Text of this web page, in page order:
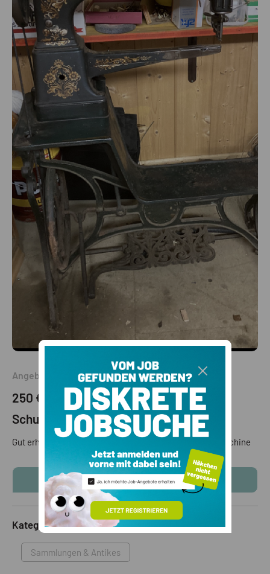
Angebot
250 €
Schuster Nähmaschine
Gut erhaltene, funktionierende antike Schuster-Nähmaschine
KONTAKTINFOS ANZEIGEN
Kategorie
Sammlungen & Antikes